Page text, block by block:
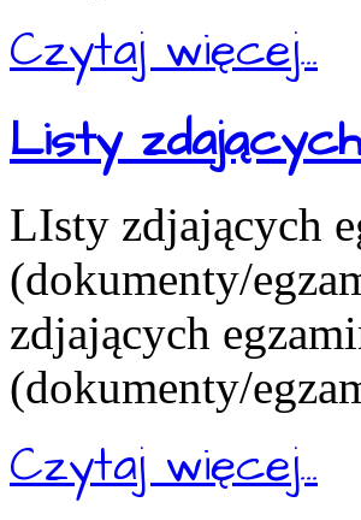
Czytaj więcej...
Listy
LIsty zdjających
(dokumenty/
zdjających
(dokumenty/
Czytaj więcej...